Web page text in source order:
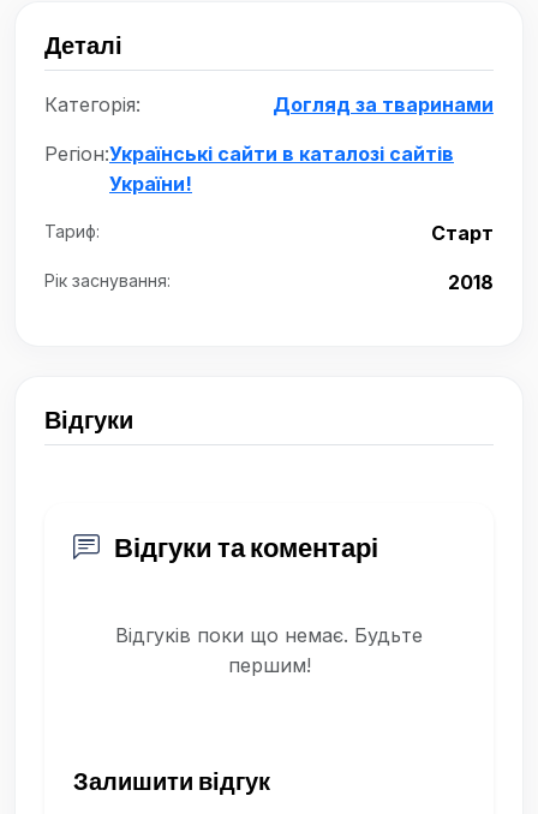
Деталі
Категорія: Догляд за тваринами
Регіон:Українські сайти в каталозі сайтів
України!
Тариф: Старт
Рік заснування: 2018
Відгуки
Відгуки та коментарі
Відгуків поки що немає. Будьте
першим!
Залишити відгук